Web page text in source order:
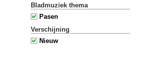
Bladmuziek thema
Pasen
Verschijning
Nieuw